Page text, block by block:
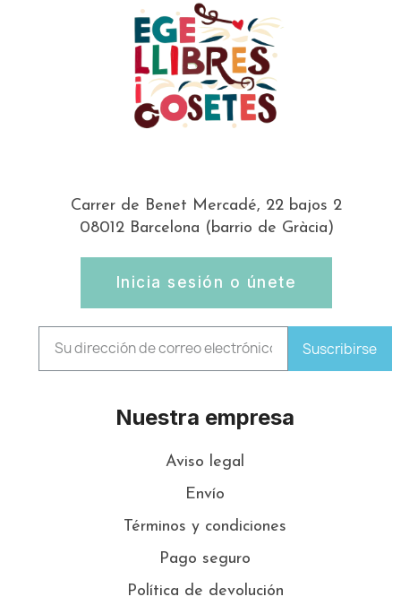
Carrer de Benet Mercadé, 22 bajos 2
08012 Barcelona (barrio de Gràcia)
Inicia sesión o únete
Suscribirse
Nuestra empresa
Aviso legal
Envío
Términos y condiciones
Pago seguro
Política de devolución